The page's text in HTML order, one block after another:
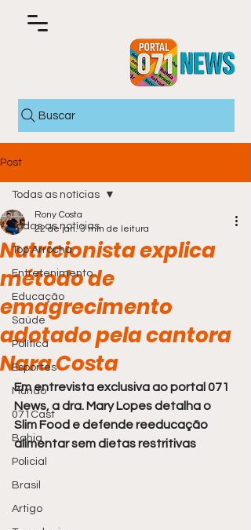
Buscar
Post
Todas as notícias
Top Arrocha
Entretenimento
Educação
Saúde
Política
Esportes
Mundo
071Cast
Bahia
Policial
Brasil
Artigo
Todas as notícias
Nutricionista explica
método de
emagrecimento
adotado pela cantora
Nara Costa
Rony Costa
22 de jan. 3 min de leitura
Em entrevista exclusiva ao portal 071
News, a dra. Mary Lopes detalha o
Slim Food e defende reeducação
alimentar sem dietas restritivas